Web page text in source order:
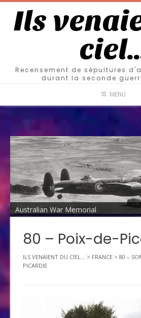
Ils
Recensement de sépultures
durant la seconde
MENU
Australian War Memorial
80 – Poix-de-
ILS VENAIENT DU CIEL... > FRANCE > 80 –
PICARDIE